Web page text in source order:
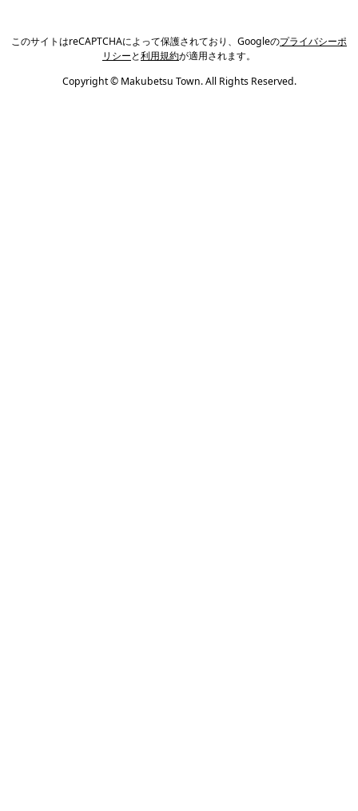
このサイトはreCAPTCHAによって保護されており、Googleのプライバシーポ
リシーと利用規約が適用されます。
Copyright © Makubetsu Town. All Rights Reserved.